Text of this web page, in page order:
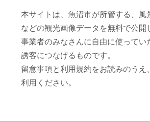
本サイトは、魚沼市が所管する、風
などの観光画像データを無料で公開
事業者のみなさんに自由に使ってい
誘客につなげるものです。
留意事項と利用規約をお読みのうえ
利用ください。